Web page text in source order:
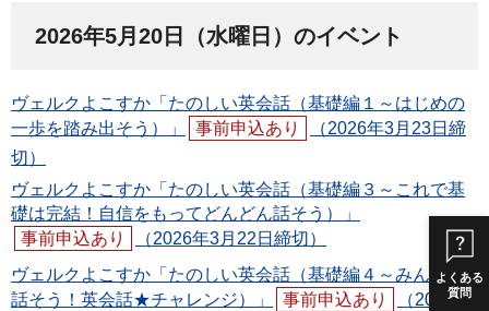
よくある
質問
2026年5月20日（水曜日）のイベント
ヴェルクよこすか「たのしい英会話（基礎編１～はじめの
一歩を踏み出そう）」
事前申込あり
（2026年3月23日締
切）
ヴェルクよこすか「たのしい英会話（基礎編３～これで基
礎は完結！自信をもってどんどん話そう）」
事前申込あり
（2026年3月22日締切）
ヴェルクよこすか「たのしい英会話（基礎編４～みんなで
話そう！英会話★チャレンジ）」
事前申込あり
（2026年